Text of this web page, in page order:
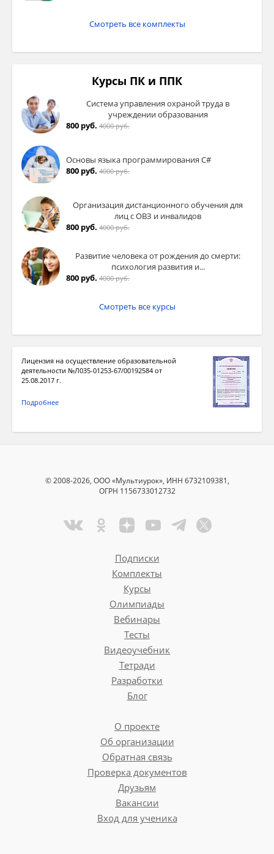
Смотреть все комплекты
Курсы ПК и ППК
Система управления охраной труда в
учреждении образования
800 руб. 4000 руб.
Основы языка программирования C#
800 руб. 4000 руб.
Организация дистанционного обучения для
лиц с ОВЗ и инвалидов
800 руб. 4000 руб.
Развитие человека от рождения до смерти:
психология развития и...
800 руб. 4000 руб.
Смотреть все курсы
Лицензия на осуществление образовательной
деятельности №Л035-01253-67/00192584 от
25.08.2017 г.
Подробнее
© 2008-2026, ООО «Мультиурок», ИНН 6732109381,
ОГРН 1156733012732
Подписки
Комплекты
Курсы
Олимпиады
Вебинары
Тесты
Видеоучебник
Тетради
Разработки
Блог
О проекте
Об организации
Обратная связь
Проверка документов
Друзьям
Вакансии
Вход для ученика